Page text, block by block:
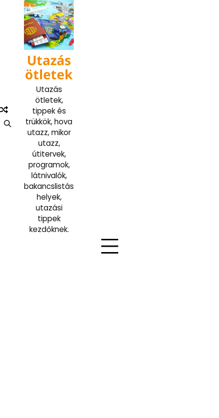
content
Utazás
ötletek
Utazás
ötletek,
tippek és
trükkök, hova
utazz, mikor
utazz,
útitervek,
programok,
látnivalók,
bakancslistás
helyek,
utazási
tippek
kezdőknek.